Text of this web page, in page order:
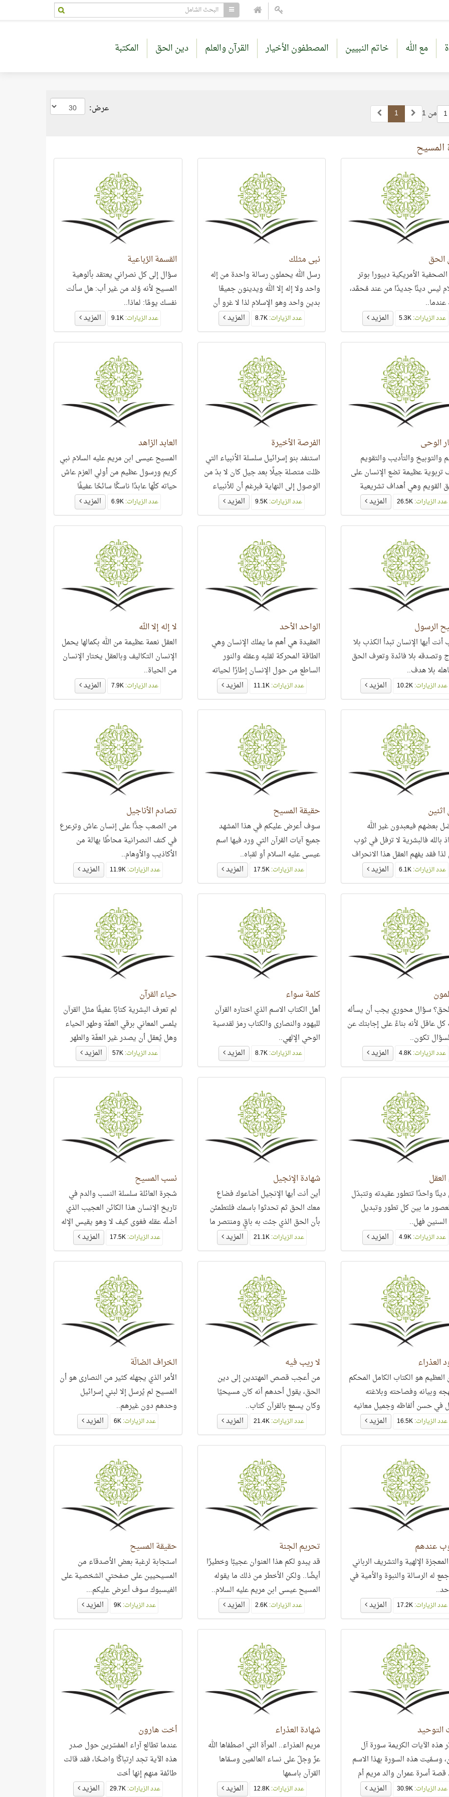
مع الله خاتم النبيين المصطفون الأخيار القرآن والعلم دين الحق المكتبة
1 من 1 1 عرض:
المسيح
الحق
الأمريكية ديبورا بوتر
ليس دينًا جديدًا من عند مُحمَّد،
عندما..
عدد الزيارات:5.3K المزيد
نبي مثلك
رسل الله يحملون رسالة واحدة من إله
واحد ولا إله إلا الله ويدينون جميعًا
بدين واحد وهو الإسلام لذا لا غرو أن
يبشّروا بخاتمهم ومتمّم رسالتهم..
عدد الزيارات: المزيد
القسمة الرُباعية
سؤال إلى كل نصراني يعتقد بألوهية
المسيح لأنه وُلد من غير أب: هل سألت
نفسك يومًا: لماذا..
عدد الزيارات: المزيد
الوحي
والتوبيخ والتأديب والتقويم
تربوية عظيمة تضع الإنسان على
القويم وهي أهداف تشريعية
لبناء الأمم وتوافق الوحي
المنزل من السماء...
عدد الزيارات: المزيد
الفرصة الأخيرة
استنفد بنو إسرائيل سلسلة الأنبياء التي
ظلت متصلة جيلًا بعد جيل كان لا بدّ من
الوصول إلى النهاية فبرغم أن للأنبياء
سلالة خاصة متصلة وأنهم ذرية بعضها
من بعض..
عدد الزيارات: المزيد
العابد الزاهد
المسيح عيسى ابن مريم عليه السلام نبي
كريم ورسول عظيم من أولي العزم عاش
حياته كلّها عابدًا ناسكًا سائحًا عفيفًا
زاهدًا..عدد الزيارات: المزيد
الرسول
أيها الإنسان تبدأ الكذب بلا
وتصدقه بلا فائدة وتعرف الحق
بلا هدف..
عدد الزيارات: المزيد
الواحد الأحد
العقيدة هي أهم ما يملك الإنسان وهي
الطاقة المحركة لقلبه وعقله والنور
الساطع من حول الإنسان إطارًا لحياته
ومماته..عدد الزيارات:11.1K المزيد
لا إله إلا الله
العقل نعمة عظيمة من الله بكمالها يحمل
الإنسان التكاليف وبالعقل يختار الإنسان
من الحياة..
عدد الزيارات: المزيد
اثنين
بعضهم فيعبدون غير الله
بالله فالبشرية لا ترفل في ثوب
لذا فقد يفهم العقل هذا الانحراف
البشري..
عدد الزيارات:6.1K المزيد
حقيقة المسيح
سوف أعرض عليكم في هذا المشهد
جميع آيات القرآن التي ورد فيها اسم
عيسى عليه السلام أو لقباه..
عدد الزيارات:17.5K المزيد
تصادم الأناجيل
من الصعب جدًّا على إنسان عاش وترعرع
في كنف النصرانية محاطًا بهالة من
الأكاذيب والأوهام..
عدد الزيارات:11.9K المزيد
سؤال محوري يجب أن يسأله
كل عاقل لأنه بناءً على إجابتك عن
تكون..
عدد الزيارات:4.8K المزيد
كلمة سواء
أهل الكتاب الاسم الذي اختاره القرآن
لليهود والنصارى والكتاب رمز لقدسية
الوحي الإلهي..
عدد الزيارات: المزيد
حياء القرآن
لم تعرف البشرية كتابًا عفيفًا مثل القرآن
يلمس المعاني برقي العفّة وطهر الحياء
وهل يُعقل أن يصدر غير العفّة والطهر
عن ربّ العالمين؟!!
عدد الزيارات:57K المزيد
العقل
واحدًا تتطور عقيدته وتتبدّل
ما بين كل تطور وتبديل
فهل..
عدد الزيارات:4.9K المزيد
شهادة الإنجيل
أين أنت أيها الإنجيل أضاعوك فضاع
معك الحق ثم تحدثوا باسمك فلتطمئن
بأن الحق الذي جئت به باقٍ ومنتصر ما
دام القرآن محفوظًا..
عدد الزيارات:21.1K المزيد
نسب المسيح
شجرة العائلة سلسلة النسب والدم في
تاريخ الإنسان هذا الكائن العجيب الذي
أضلّه عقله فغوى كيف لا وهو يقيس الإله
على نفسه؟!
عدد الزيارات:17.5K المزيد
العظيم هو الكتاب الكامل المحكم
وبيانه وفصاحته وبلاغته
في حسن ألفاظه وجميل معانيه
وفحواه..
عدد الزيارات: المزيد
لا ريب فيه
من أعجب قصص المهتدين إلى دين
الحق، يقول أحدهم أنه كان مسيحيًا
وكان يسمع بالقرآن كتاب..
عدد الزيارات:21.4K المزيد
الخراف الضالّة
الأمر الذي يجهله كثير من النصارى هو أن
المسيح لم يُرسل إلا لبني إسرائيل
وحدهم دون غيرهم..
عدد الزيارات: المزيد
عندهم
الإلهية والتشريف الرباني
له الرسالة والنبوة والأمية في
عدد الزيارات: المزيد
تحريم الجنة
قد يبدو لكم هذا العنوان عجيبًا وخطيرًا
أيضًا.. ولكن الأخطر من ذلك ما يقوله
المسيح عيسى ابن مريم عليه السلام..
عدد الزيارات: المزيد
حقيقة المسيح
استجابة لرغبة بعض الأصدقاء من
المسيحيين على صفحتي الشخصية على
الفيسبوك سوف أعرض عليكم...
عدد الزيارات: المزيد
التوحيد
هذه الآيات الكريمة سورة آل
وسمّيت هذه السورة بهذا الاسم
قصة أسرة عمران والد مريم أم
فيها
عدد الزيارات: المزيد
شهادة العذراء
مريم العذراء.. المرأة التي اصطفاها الله
عزّ وجلّ على نساء العالمين وسمّاها
القرآن باسمها
عدد الزيارات:12.8K المزيد
أخت هارون
عندما تطالع آراء المفسّرين حول صدر
هذه الآية تجد ارتباكًا واضحًا، فقد قالت
طائفة منهم إنها أخت
عدد الزيارات:29.7K المزيد